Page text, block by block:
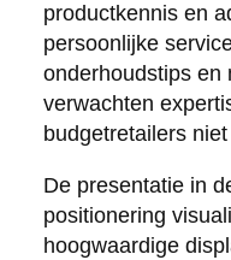
productkennis en
persoonlijke
onderhoudstips en
verwachten
budgetretailers
De presentatie in
positionering
hoogwaardige